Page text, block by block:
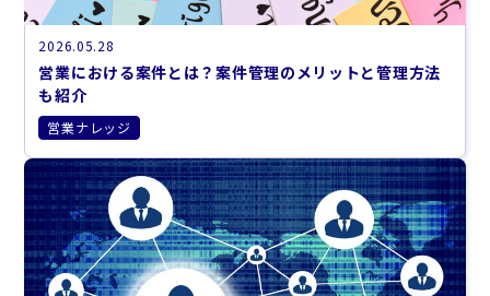
2026.05.28
営業における案件とは？案件管理のメリットと管理方法
も紹介
営業ナレッジ